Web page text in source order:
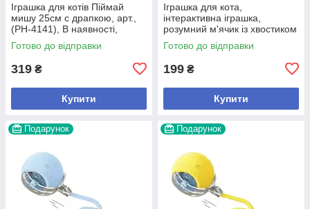
Іграшка для котів Піймай
мишу 25см с драпкою, арт.,
(РН-4141), В наявності,
Зелений
Готово до відправки
319 ₴
Купити
Іграшка для кота,
інтерактивна іграшка,
розумний м'ячик із хвостиком
Готово до відправки
199 ₴
Купити
Подарунок Подарунок